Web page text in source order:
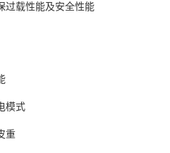
载性能及安全性能
模式
重